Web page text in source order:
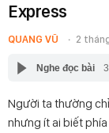
Express
QUANG VŨ 2
Nghe đọc bài
Người ta thường
nhưng ít ai biết